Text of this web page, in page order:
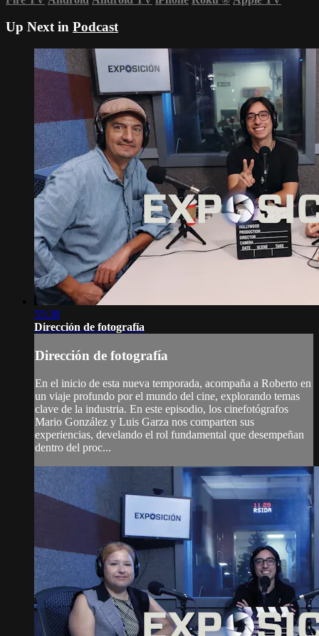
Up Next in Podcast
55:38
Dirección de fotografía
Dirección de fotografía
En el inicio de esta nueva temporada, acompaña a Roberto en
un viaje profundo por el mundo del cine, explorando temas
clave de la industria. En este episodio, los cinefotógrafos
Mario González y Luis Garza nos comparten sus
experiencias, develando el rol fundamental que desempeñan
dentro del proc...